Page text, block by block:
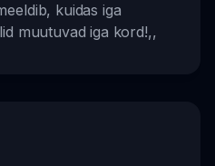
kuidas iga
muutuvad iga kord!,,